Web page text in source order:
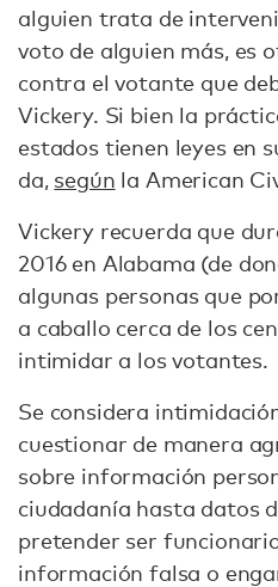
alguien trata de
voto de alguien más, es
contra el votante que
Vickery. Si bien la
estados tienen leyes en
da, según la American
Vickery recuerda que
2016 en Alabama (de
algunas personas que
a caballo cerca de los
intimidar a los votantes.
Se considera
cuestionar de manera
sobre información
ciudadanía hasta datos
pretender ser
información falsa o